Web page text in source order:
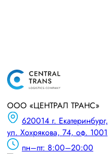
ООО «ЦЕНТРАЛ ТРАНС»
620014 г. Екатеринбург,
ул. Хохрякова, 74, оф. 1001
пн–пт: 8:00–20:00